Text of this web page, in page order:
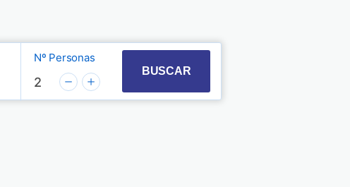
with the calendar and select a date. Press the
key to interact with the calendar and select a date.
Nº Personas
2
BUSCAR